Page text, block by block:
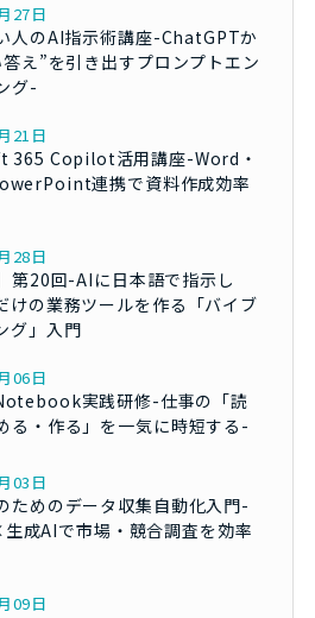
27日
人のAI指示術講座-ChatGPTか
え”を引き出すプロンプトエン
グ-
21日
365 Copilot活用講座-Word・
連携で資料作成効率
28日
第20回-AIに日本語で指示し
けの業務ツールを作る「バイブ
グ」入門
06日
実践研修-仕事の「読
る・作る」を一気に時短する-
03日
ためのデータ収集自動化入門-
成AIで市場・競合調査を効率
09日